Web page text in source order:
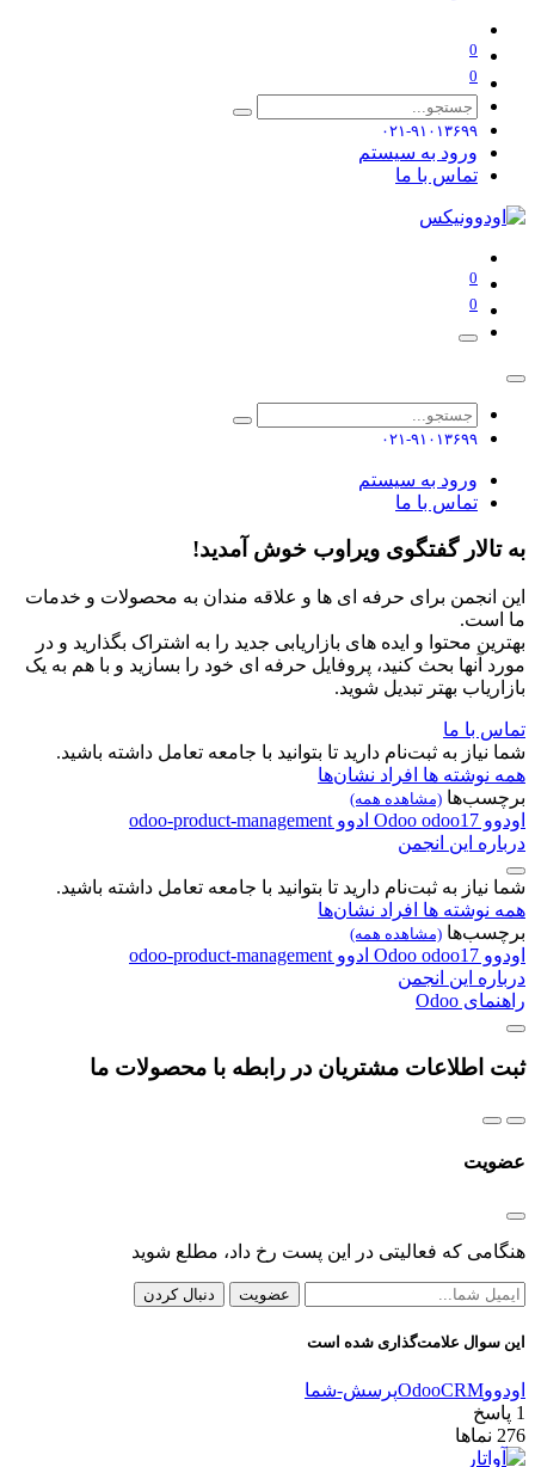
0
0
۰۲۱-۹۱۰۱۳۶۹۹
ورود به سیستم
تماس با ما
0
0
۰۲۱-۹۱۰۱۳۶۹۹
ورود به سیستم
تماس با ما
به تالار گفتگوی ویراوب خوش آمدید!
این انجمن برای حرفه ای ها و علاقه مندان به محصولات و خدمات
ما است.
بهترین محتوا و ایده های بازاریابی جدید را به اشتراک بگذارید و در
مورد آنها بحث کنید، پروفایل حرفه ای خود را بسازید و با هم به یک
بازاریاب بهتر تبدیل شوید.
تماس با ما
شما نیاز به ثبت‌نام دارید تا بتوانید با جامعه تعامل داشته باشید.
همه نوشته ها افراد نشان‌ها
برچسب‌ها (مشاهده همه)
اودوو Odoo odoo17 ادوو odoo-product-management
درباره این انجمن
شما نیاز به ثبت‌نام دارید تا بتوانید با جامعه تعامل داشته باشید.
همه نوشته ها افراد نشان‌ها
برچسب‌ها (مشاهده همه)
اودوو Odoo odoo17 ادوو odoo-product-management
درباره این انجمن
راهنمای Odoo
ثبت اطلاعات مشتریان در رابطه با محصولات ما
عضویت
هنگامی که فعالیتی در این پست رخ داد، مطلع شوید
عضویت دنبال کردن
این سوال علامت‌گذاری شده است
اودوو OdooCRM
پرسش-شما
1 پاسخ
276 نماها